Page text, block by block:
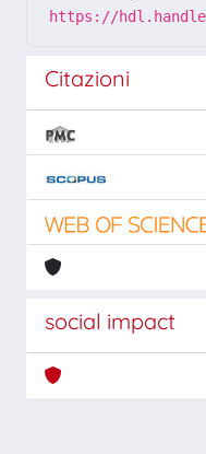
https://
Citazioni
social impact